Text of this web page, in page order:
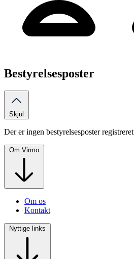
Bestyrelsesposter
Skjul
Der er ingen bestyrelsesposter registreret
Om Virmo
Om os
Kontakt
Nyttige links